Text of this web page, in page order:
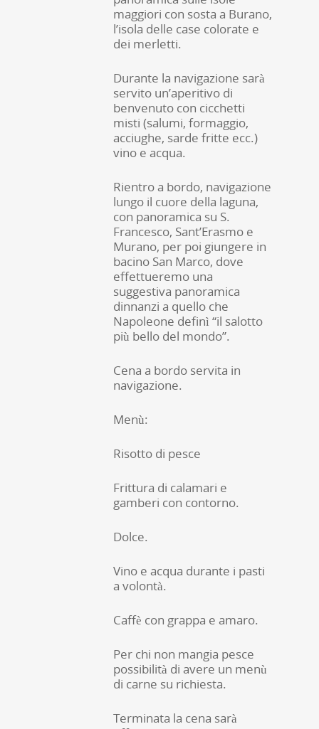
maggiori con sosta a Burano,
l’isola delle case colorate e
dei merletti.
Durante la navigazione sarà
servito un’aperitivo di
benvenuto con cicchetti
misti (salumi, formaggio,
acciughe, sarde fritte ecc.)
vino e acqua.
Rientro a bordo, navigazione
lungo il cuore della laguna,
con panoramica su S.
Francesco, Sant’Erasmo e
Murano, per poi giungere in
bacino San Marco, dove
effettueremo una
suggestiva panoramica
dinnanzi a quello che
Napoleone definì “il salotto
più bello del mondo”.
Cena a bordo servita in
navigazione.
Menù:
Risotto di pesce
Frittura di calamari e
gamberi con contorno.
Dolce.
Vino e acqua durante i pasti
a volontà.
Caffè con grappa e amaro.
Per chi non mangia pesce
possibilità di avere un menù
di carne su richiesta.
Terminata la cena sarà